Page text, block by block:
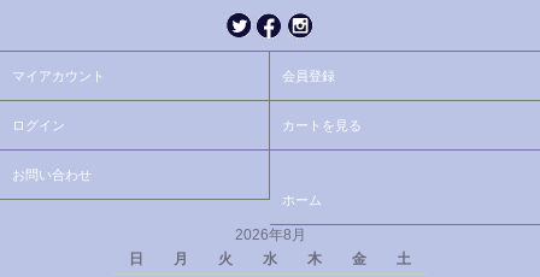
マイアカウント 会員登録
ログイン カートを見る
お問い合わせ
ホーム
2026年8月
日
月 火 水 木 金
土